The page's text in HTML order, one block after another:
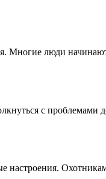
люди
с
настроения.